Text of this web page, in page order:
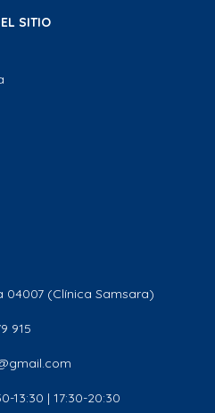
SITIO
04007 (Clínica Samsara)
915
13:30 | 17:30-20:30